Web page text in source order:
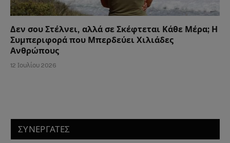
Δεν σου Στέλνει, αλλά σε Σκέφτεται Κάθε Μέρα; Η
Συμπεριφορά που Μπερδεύει Χιλιάδες
Ανθρώπους
12 Ιουλίου 2026
ΣΥΝΕΡΓΑΤΕΣ